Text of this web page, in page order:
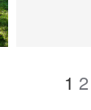
1 2